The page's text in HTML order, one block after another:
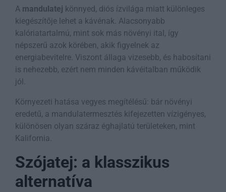
A mandulatej könnyed, diós ízvilága miatt különleges
kiegészítője lehet a kávénak. Alacsonyabb
kalóriatartalmú, mint sok más növényi ital, így
népszerű azok körében, akik figyelnek az
energiabevitelre. Viszont állaga vizesebb, és habosítani
is nehezebb, ezért nem minden kávéitalban működik
jól.
Környezeti hatása vegyes megítélésű: bár növényi
eredetű, a mandulatermesztés kifejezetten vízigényes,
különösen olyan száraz éghajlatú területeken, mint
Kalifornia.
Szójatej: a klasszikus
alternatíva